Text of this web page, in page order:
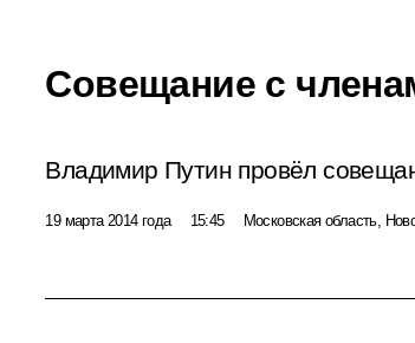
Совещание с
Владимир Путин провёл
19 марта 2014 года 15:45 Московская область,